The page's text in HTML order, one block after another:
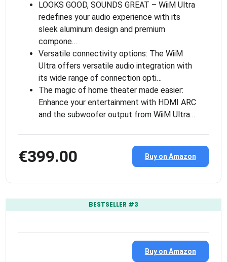
LOOKS GOOD, SOUNDS GREAT – WiiM Ultra
redefines your audio experience with its
sleek aluminum design and premium
compone…
Versatile connectivity options: The WiiM
Ultra offers versatile audio integration with
its wide range of connection opti…
The magic of home theater made easier:
Enhance your entertainment with HDMI ARC
and the subwoofer output from WiiM Ultra…
€399.00 Buy on Amazon
BESTSELLER #3
Buy on Amazon